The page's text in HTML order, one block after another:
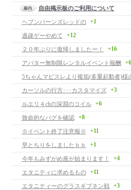
自由掲示板のご利用について
ヘブンバーンズレッドの
+1
過疎ゲーやめて +12
２０年ぶりに復帰しましたー！ +16
アバター無制限レンタルイベント報酬 +6
5ちゃんマビスレより複垢(多重起動者)様
カーソルの行方･･･カスタマイズ
+3
ルエリ４chの深淵のコイル +6
致命的なバグを確認 +8
※イベント終了注意報※ +11
早とちりをしましたｂｂ +1
今年もみずがめ座が始まります！ +4
エタニティに求めるもの +11
エタニティーのグラスギブネン戦 +3